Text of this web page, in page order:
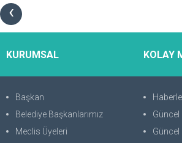
‹
KURUMSAL
Başkan
Belediye Başkanlarımız
Meclis Üyeleri
KOLAY
Güncel
Güncel